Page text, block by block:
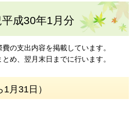
成30年1月分
の支出内容を掲載しています。
め、翌月末日までに行います。
月31日）